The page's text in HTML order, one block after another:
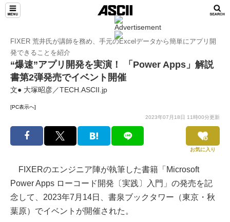
FIXER 荒井氏が講師を務め、手元のExcelデータから簡単にアプリ開
発できることを紹介
“爆速”アプリ開発を実演！ 「Power Apps」解説
書第2弾発売でイベント開催
文● 大塚昭彦／TECH.ASCII.jp
[PC表示へ]
2023年07月18日 11時00分更新
お気に入り
FIXERのエンジニア陣が執筆した書籍「Microsoft
Power Apps ローコード開発〔実践〕入門」の発売を記
念して、2023年7月14日、書泉ブックタワー（東京・秋
葉原）でイベントが開催された。